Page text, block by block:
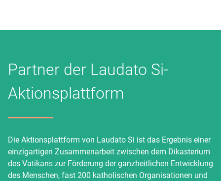
Partner der Laudato Si-
Aktionsplattform
Die Aktionsplattform von Laudato Si ist das Ergebnis einer
einzigartigen Zusammenarbeit zwischen dem Dikasterium
des Vatikans zur Förderung der ganzheitlichen Entwicklung
des Menschen, fast 200 katholischen Organisationen und